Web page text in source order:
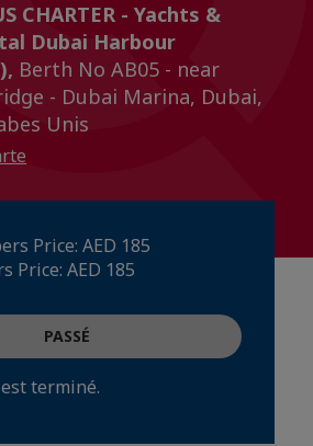
CHARTER - Yachts &
Dubai Harbour
Berth No AB05 - near
- Dubai Marina, Dubai,
Unis
Price: AED 185
Price: AED 185
PASSÉ
terminé.